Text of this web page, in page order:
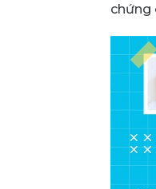
chứng